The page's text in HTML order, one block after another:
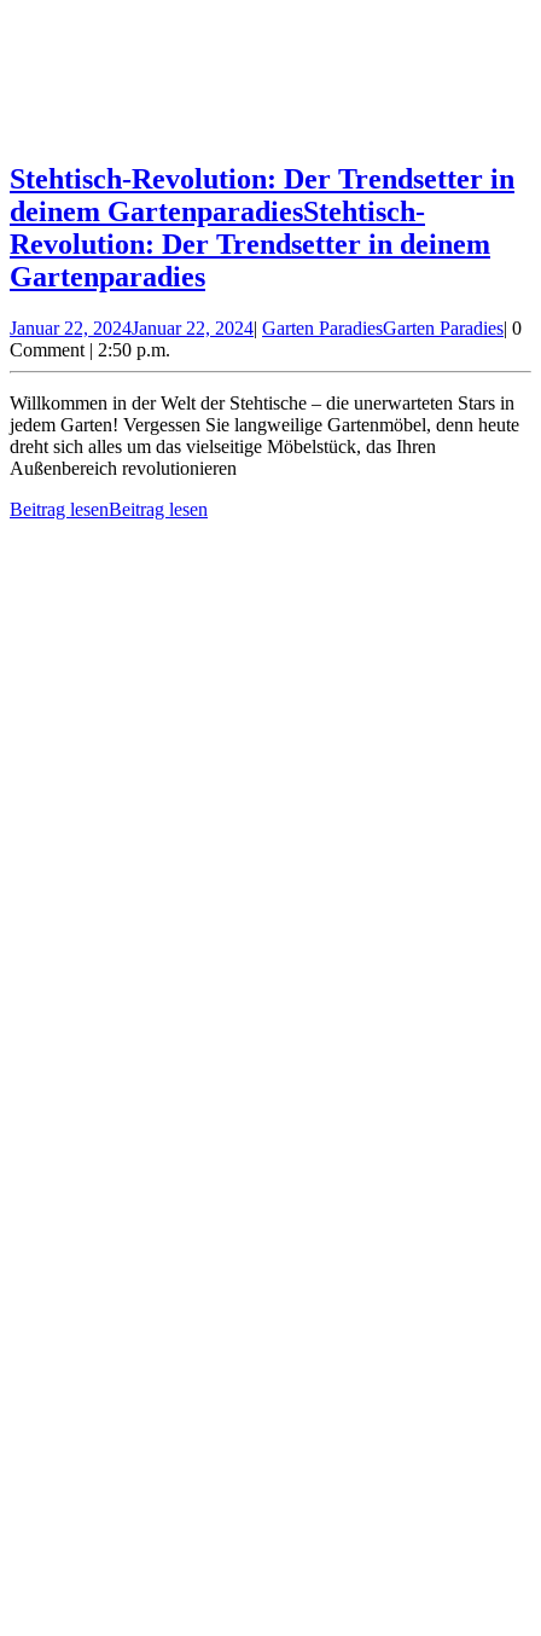
Stehtisch-Revolution: Der Trendsetter in
deinem GartenparadiesStehtisch-
Revolution: Der Trendsetter in deinem
Gartenparadies
Januar 22, 2024Januar 22, 2024| Garten ParadiesGarten Paradies| 0
Comment | 2:50 p.m.
Willkommen in der Welt der Stehtische – die unerwarteten Stars in
jedem Garten! Vergessen Sie langweilige Gartenmöbel, denn heute
dreht sich alles um das vielseitige Möbelstück, das Ihren
Außenbereich revolutionieren
Beitrag lesenBeitrag lesen